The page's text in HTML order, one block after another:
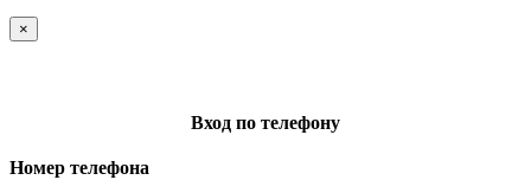
×
Вход по телефону
Номер телефона